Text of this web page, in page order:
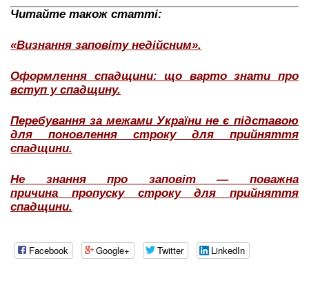
Читайте також статті:
«Визнання заповіту недійсним».
Оформлення спадщини: що варто знати про
вступ у спадщину.
Перебування за межами України не є підставою
для поновлення строку для прийняття
спадщини.
Не знання про заповіт — поважна
причина пропуску строку для прийняття
спадщини.
Facebook Google+ Twitter LinkedIn